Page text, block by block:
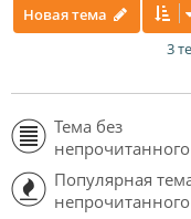
Новая тема
3
Тема без
непрочитанного
Популярная
непрочитанного